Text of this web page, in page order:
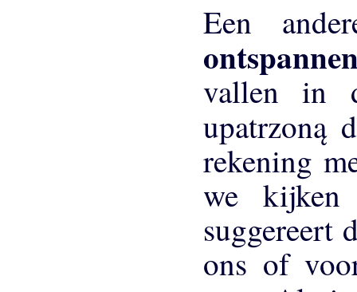
Een
vallen in
upatrzoną
rekening
we kijken
suggereert
ons of